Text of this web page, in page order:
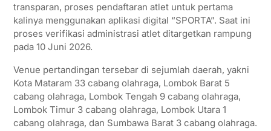
transparan, proses pendaftaran atlet untuk pertama
kalinya menggunakan aplikasi digital “SPORTA”. Saat ini
proses verifikasi administrasi atlet ditargetkan rampung
pada 10 Juni 2026.
Venue pertandingan tersebar di sejumlah daerah, yakni
Kota Mataram 33 cabang olahraga, Lombok Barat 5
cabang olahraga, Lombok Tengah 9 cabang olahraga,
Lombok Timur 3 cabang olahraga, Lombok Utara 1
cabang olahraga, dan Sumbawa Barat 3 cabang olahraga.